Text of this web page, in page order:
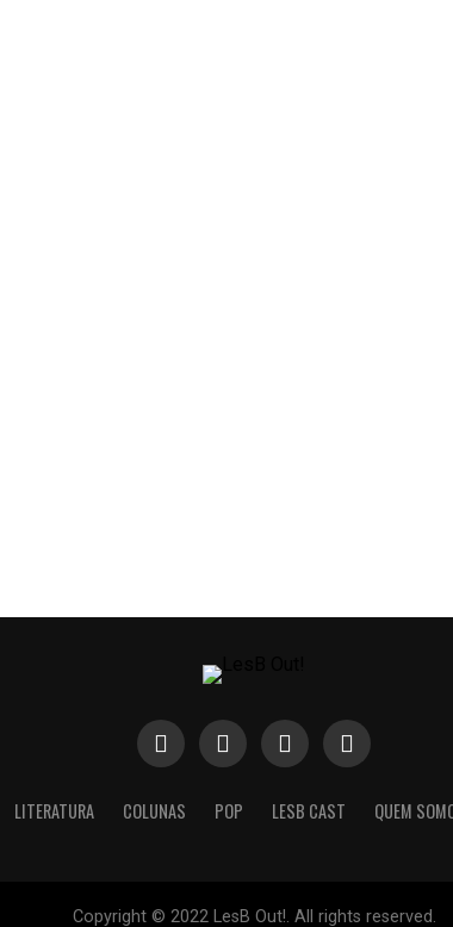
LITERATURA COLUNAS POP LESB CAST QUEM
Copyright © 2022 LesB Out!. All rights reserved.